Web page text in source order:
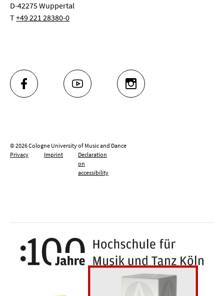
D-42275 Wuppertal
T+49 221 28380-0
FACEBOOK YOUTUBE INSTAGRAM
© 2026 Cologne University of Music and Dance
Privacy
Imprint
Declaration
on
accessibility